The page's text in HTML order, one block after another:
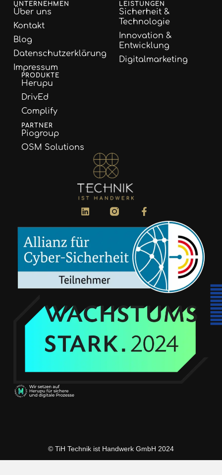
UNTERNEHMEN
Über uns
Kontakt
Blog
Datenschutzerklärung
Impressum
LEISTUNGEN
Sicherheit &
Technologie
Innovation &
Entwicklung
Digitalmarketing
PRODUKTE
Herupu
DrivEd
Complify
PARTNER
Piogroup
OSM Solutions
© TiH Technik ist Handwerk GmbH 2024